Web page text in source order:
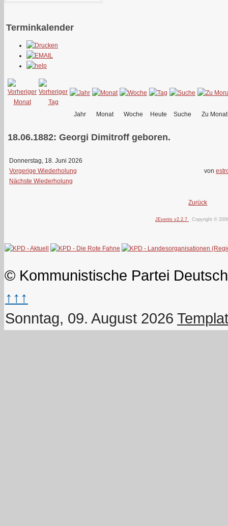
Terminkalender
Jahr Monat Woche Heute Suche Zu Monat
18.06.1882: Georgi Dimitroff geboren.
Donnerstag, 18. Juni 2026
Vorgerige Wiederholung
Nächste Wiederholung
von
Zurück
JEvents v2.2.7 Copyright ©
© Kommunistische Partei
↑↑↑
Sonntag, 09. August 2026